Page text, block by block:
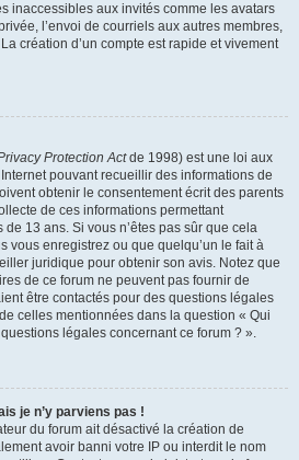
inaccessibles aux invités comme les avatars
l’envoi de courriels aux autres membres,
création d’un compte est rapide et vivement
Protection Actde 1998) est une loi aux
pouvant recueillir des informations de
obtenir le consentement écrit des parents
de ces informations permettant
13 ans. Si vous n’êtes pas sûr que cela
vous enregistrez ou que quelqu’un le fait à
juridique pour obtenir son avis. Notez que
de ce forum ne peuvent pas fournir de
être contactés pour des questions légales
celles mentionnées dans la question « Qui
légales concernant ce forum ? ».
je n’y parviens pas !
du forum ait désactivé la création de
avoir banni votre IP ou interdit le nom